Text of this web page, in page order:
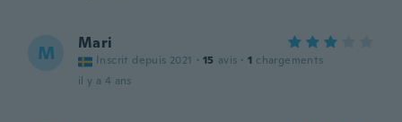
M Mari
Inscrit depuis 2021 · 15 avis · 1 chargements
il y a 4 ans